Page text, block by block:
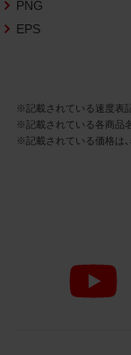
の報道
真デー
3.遵守事
示
商
PNG
EPS
※記載されている速度表
※記載されている各商品
※記載されている価格は